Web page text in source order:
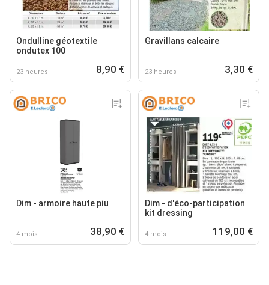
Ondulline géotextile
ondutex 100
23 heures 8,90 €
Gravillans calcaire
23 heures 3,30 €
Dim - armoire haute piu
4 mois 38,90 €
Dim - d'éco-participation
kit dressing
4 mois 119,00 €